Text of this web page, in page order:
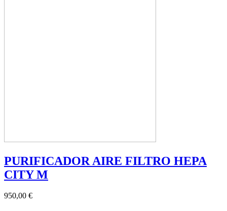
PURIFICADOR AIRE FILTRO HEPA
CITY M
950,00 €